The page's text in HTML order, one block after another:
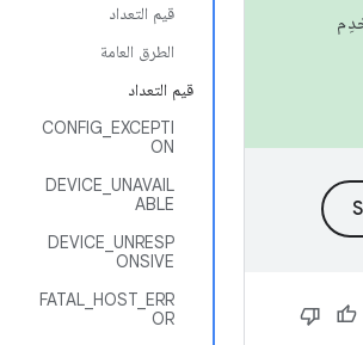
قيم التعداد
الطرق العامة
قيم التعداد
CONFIG_EXCEPTI
ON
DEVICE_UNAVAIL
ABLE
DEVICE_UNRESP
ONSIVE
FATAL_HOST_ERR
OR